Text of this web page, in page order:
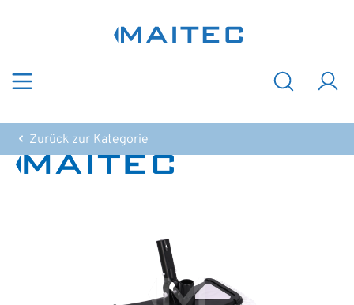
Zurück zur Kategorie